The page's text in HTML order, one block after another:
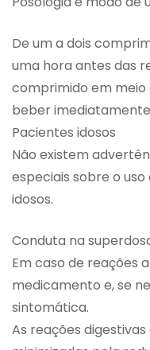
De um a dois
uma hora antes das
comprimido em meio
beber
Pacientes idosos
Não existem
especiais sobre o
idosos.
Conduta na
Em caso de reações
medicamento e, se
sintomática.
As reações